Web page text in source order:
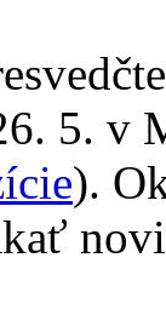
5. v
).